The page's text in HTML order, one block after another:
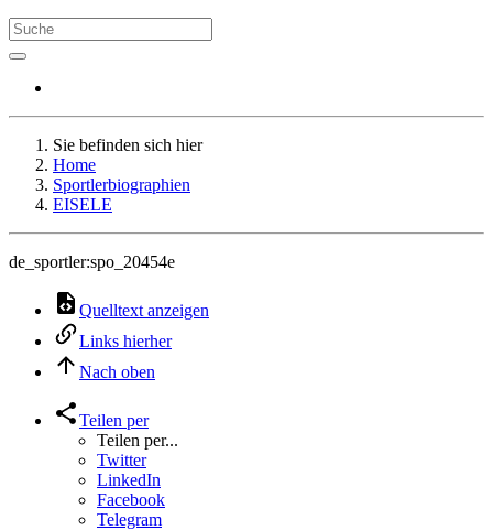
Sie befinden sich hier
Home
Sportlerbiographien
EISELE
de_sportler:spo_20454e
Quelltext anzeigen
Links hierher
Nach oben
Teilen per
Teilen per...
Twitter
LinkedIn
Facebook
Telegram